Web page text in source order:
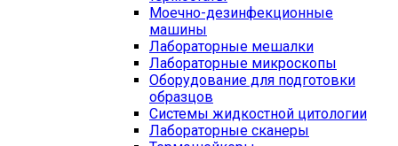
Моечно-дезинфекционные
машины
Лабораторные мешалки
Лабораторные микроскопы
Оборудование для подготовки
образцов
Системы жидкостной цитологии
Лабораторные сканеры